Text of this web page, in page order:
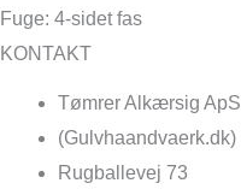
Fuge: 4-sidet fas
KONTAKT
Tømrer Alkærsig ApS
(Gulvhaandvaerk.dk)
Rugballevej 73